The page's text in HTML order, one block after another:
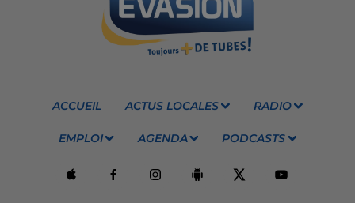
ACCUEIL ACTUS LOCALES RADIO
EMPLOI AGENDA PODCASTS